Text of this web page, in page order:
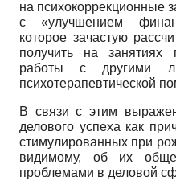
на психокоррекционные
с «улучшением
которое зачастую
получить на занятиях
работы с другими
психотерапевтической
В связи с этим
делового успеха как
стимулированных при
видимому, об их
проблемами в деловой